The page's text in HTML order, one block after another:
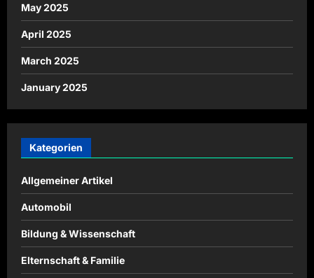
May 2025
April 2025
March 2025
January 2025
Kategorien
Allgemeiner Artikel
Automobil
Bildung & Wissenschaft
Elternschaft & Familie